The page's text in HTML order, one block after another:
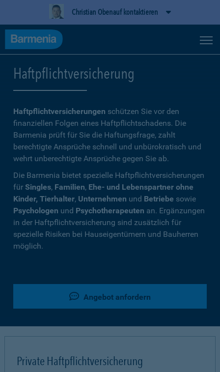
Christian Obenauf kontaktieren
Haftpflichtversicherung
Haftpflichtversicherungen schützen Sie vor den
finanziellen Folgen eines Haftpflichtschadens. Die
Barmenia prüft für Sie die Haftungsfrage, zahlt
berechtigte Ansprüche schnell und unbürokratisch und
wehrt unberechtigte Ansprüche gegen Sie ab.
Die Barmenia bietet spezielle Haftpflichtversicherungen
für Singles, Familien, Ehe- und Lebenspartner ohne
Kinder, Tierhalter, Unternehmen und Betriebe sowie
Psychologen und Psychotherapeuten an. Ergänzungen
in der Haftpflichtversicherung sind zusätzlich für
spezielle Risiken bei Hauseigentümern und Bauherren
möglich.
Angebot anfordern
Private Haftpflichtversicherung